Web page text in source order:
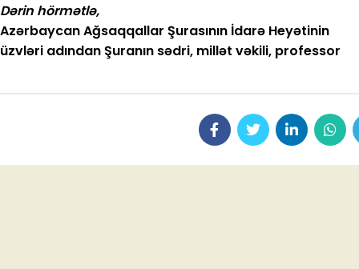
Dərin hörmətlə,
Azərbaycan Ağsaqqallar Şurasının İdarə Heyətinin
üzvləri adından Şuranın sədri, millət vəkili,